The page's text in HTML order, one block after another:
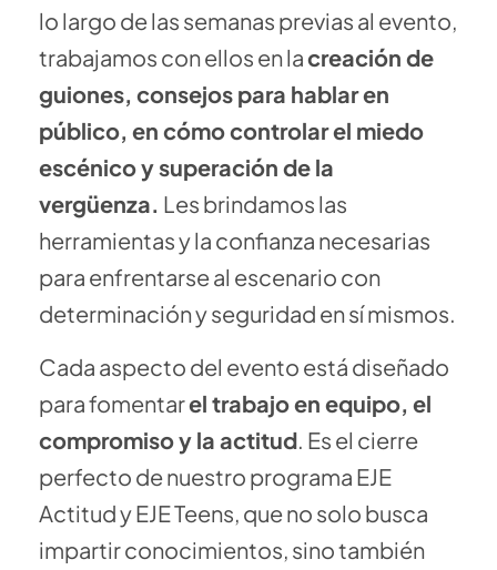
lo largo de las semanas previas al evento,
trabajamos con ellos en lacreación de
guiones, consejos para hablar en
público, en cómo controlar el miedo
escénico y superación de la
vergüenza. Les brindamos las
herramientas y la confianza necesarias
para enfrentarse al escenario con
determinación y seguridad en sí mismos.
Cada aspecto del evento está diseñado
para fomentarel trabajo en equipo, el
compromiso y la actitud. Es el cierre
perfecto de nuestro programa EJE
Actitud y EJE Teens, que no solo busca
impartir conocimientos, sino también